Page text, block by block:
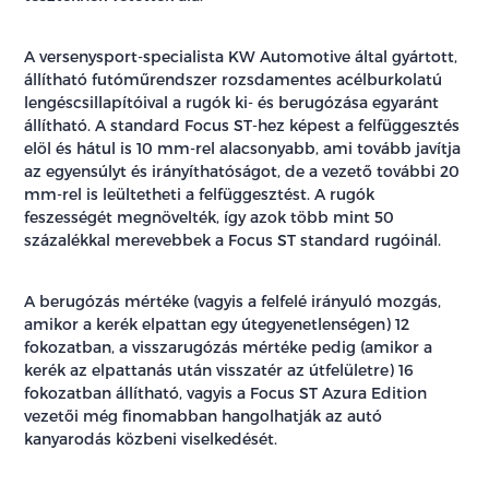
A versenysport-specialista KW Automotive által gyártott,
állítható futóműrendszer rozsdamentes acélburkolatú
lengéscsillapítóival a rugók ki- és berugózása egyaránt
állítható. A standard Focus ST-hez képest a felfüggesztés
elöl és hátul is 10 mm-rel alacsonyabb, ami tovább javítja
az egyensúlyt és irányíthatóságot, de a vezető további 20
mm-rel is leültetheti a felfüggesztést. A rugók
feszességét megnövelték, így azok több mint 50
százalékkal merevebbek a Focus ST standard rugóinál.
A berugózás mértéke (vagyis a felfelé irányuló mozgás,
amikor a kerék elpattan egy útegyenetlenségen) 12
fokozatban, a visszarugózás mértéke pedig (amikor a
kerék az elpattanás után visszatér az útfelületre) 16
fokozatban állítható, vagyis a Focus ST Azura Edition
vezetői még finomabban hangolhatják az autó
kanyarodás közbeni viselkedését.